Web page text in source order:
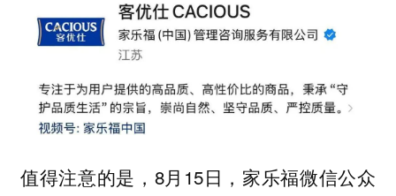
值得注意的是，8月15日，家乐福微信公众